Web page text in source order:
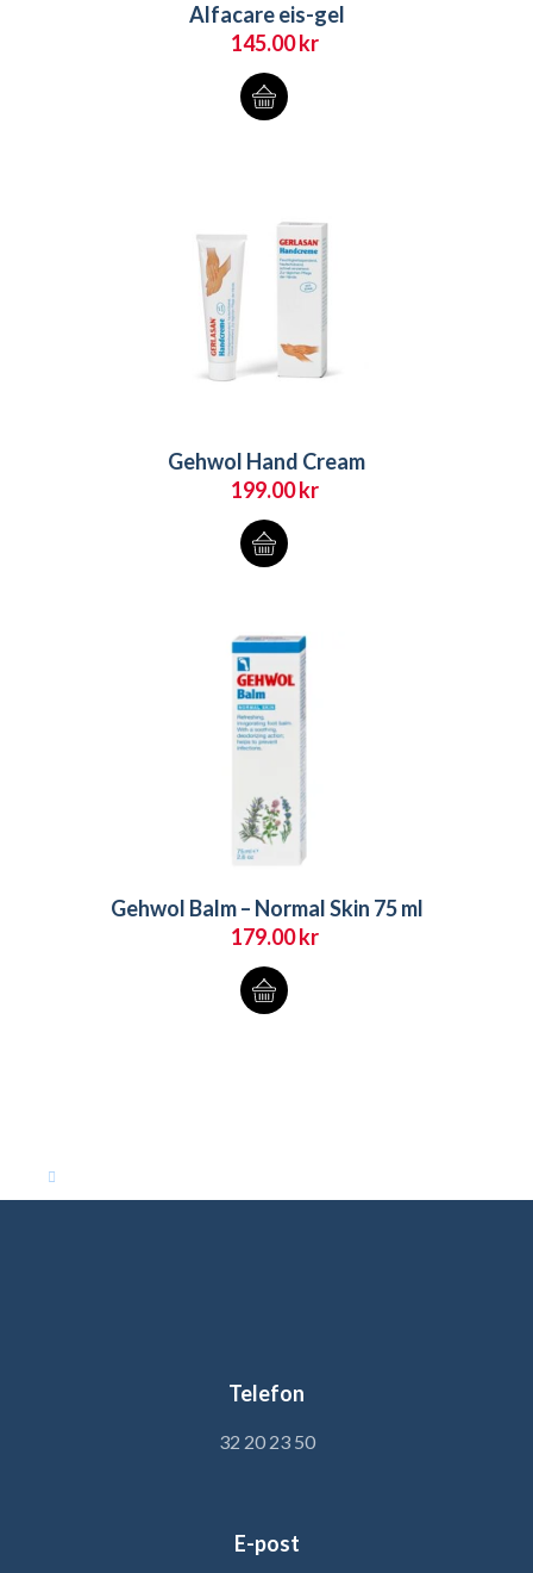
Alfacare eis-gel
145.00kr
Gehwol Hand Cream
199.00kr
Gehwol Balm – Normal Skin 75 ml
179.00kr
Telefon
32 20 23 50
E-post